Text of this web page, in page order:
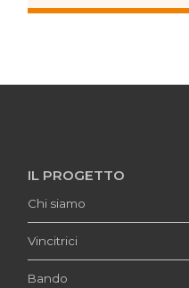
IL PROGETTO
Chi siamo
Vincitrici
Bando